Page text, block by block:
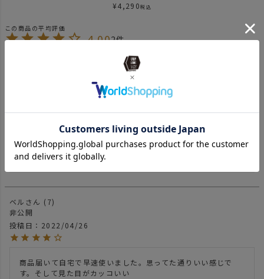
¥4,290税込
4.002
1-2件表示
とにかくデザインがカッコいいし、蓋付きで保温、保冷性も高
いのでキャンプだけでなく普段使いでも重宝します。
ベル
7
非公開
投稿日
2022/04/26
商品届いて自宅で早速使いました。思ってた通りいい感じで
す。そして見た目がカッコいい